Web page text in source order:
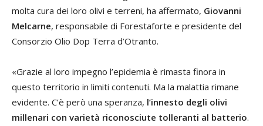
molta cura dei loro olivi e terreni, ha affermato, Giovanni
Melcarne, responsabile di Forestaforte e presidente del
Consorzio Olio Dop Terra d’Otranto.
«Grazie al loro impegno l’epidemia è rimasta finora in
questo territorio in limiti contenuti. Ma la malattia rimane
evidente. C’è però una speranza, l’innesto degli olivi
millenari con varietà riconosciute tolleranti al batterio.